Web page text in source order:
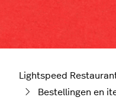
Lightspeed
Bestellingen en